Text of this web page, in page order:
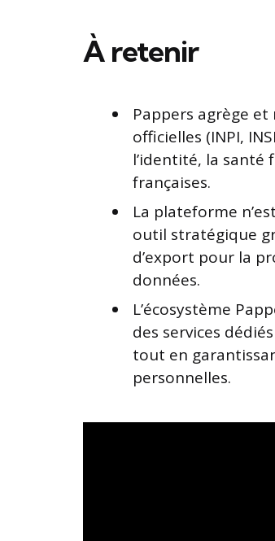
À retenir
Pappers agrège
officielles (INPI,
l’identité, la santé
françaises.
La plateforme
outil stratégique
d’export pour la
données.
L’écosystème
des services
tout en
personnelles.